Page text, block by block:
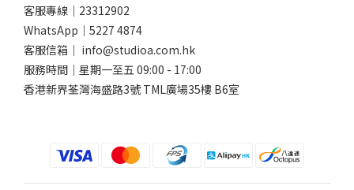
客服專線｜23312902
WhatsApp｜ 5227 4874
客服信箱｜ info@studioa.com.hk
服務時間｜星期一至五 09:00 - 17:00
香港新界荃灣海盛路3號 TML廣場35樓 B6室